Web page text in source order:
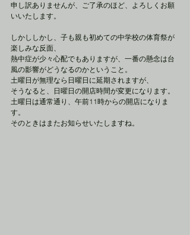
申し訳ありませんが、ご了承のほど、よろしくお願
いいたします。
しかししかし、子も親も初めての中学校の体育祭が
楽しみな反面、
熱中症が少々心配でもありますが、一番の懸念は台
風の影響がどうなるのかということ。
土曜日が無理なら日曜日に延期されますが、
そうなると、日曜日の開店時間が変更になります。
土曜日は通常通り、午前11時からの開店になりま
す。
そのときはまたお知らせいたしますね。